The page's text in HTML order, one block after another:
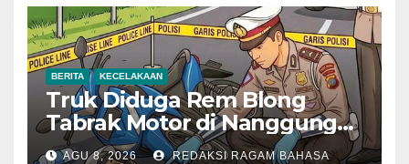
BERITA KECELAKAAN
Truk Diduga Rem Blong
Tabrak Motor di Nanggung
Bogor, Dua Orang Tewas
AGU 8, 2026 REDAKSI RAGAM BAHASA